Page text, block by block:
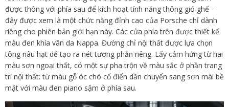
được thông với phía sau để kích hoạt tính năng thông gió ghế -
đây được xem là một chức năng đỉnh cao của Porsche chỉ dành
riêng cho phiên bản giới hạn này. Các cửa phía trên được thiết kế
màu đen khía vân da Nappa. Đường chỉ nội thất được lựa chọn
tông nâu hạt dẻ tạo ra nét tương phản riêng. Lấy cảm hứng từ hai
màu sơn ngoại thất, có một sự pha trộn về màu sắc ở phần trang
trí nội thất: từ màu gỗ óc chó cổ điển dần chuyển sang sơn mài bề
mặt với màu đen piano sậm ở phía sau.